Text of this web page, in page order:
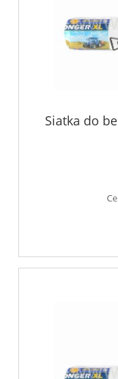
Siatka do